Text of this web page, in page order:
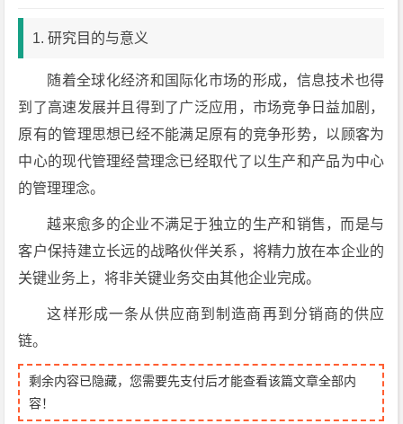
1. 研究目的与意义
随着全球化经济和国际化市场的形成，信息技术也得
到了高速发展并且得到了广泛应用，市场竞争日益加剧，
原有的管理思想已经不能满足原有的竞争形势，以顾客为
中心的现代管理经营理念已经取代了以生产和产品为中心
的管理理念。
越来愈多的企业不满足于独立的生产和销售，而是与
客户保持建立长远的战略伙伴关系，将精力放在本企业的
关键业务上，将非关键业务交由其他企业完成。
这样形成一条从供应商到制造商再到分销商的供应
链。
剩余内容已隐藏，您需要先支付后才能查看该篇文章全部内
容！